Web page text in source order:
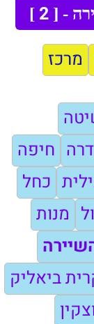
- [
2
]
מרכז
חיפה
כחל
מנות
ביאליק